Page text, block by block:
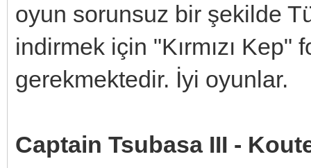
oyun sorunsuz bir şekilde
indirmek için "Kırmızı Kep"
gerekmektedir. İyi oyunlar.
Captain Tsubasa III -